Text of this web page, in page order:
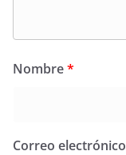
Nombre*
Correo electrónico